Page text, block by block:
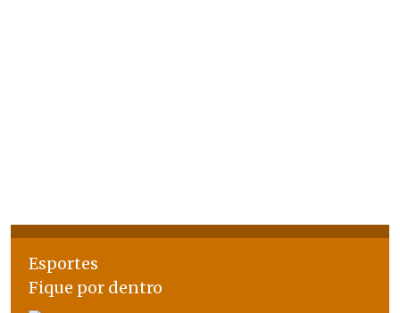
Esportes
Fique por dentro